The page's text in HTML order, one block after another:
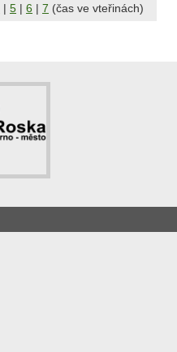
| 5 | 6 | 7 (čas ve vteřinách)